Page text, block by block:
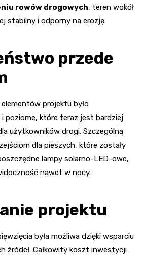
rowów drogowych, teren wokół
stabilny i odporny na erozję.
przede
projektu było
poziome, które teraz jest bardziej
użytkowników drogi. Szczególną
dla pieszych, które zostały
lampy solarno-LED-owe,
nawet w nocy.
projektu
była możliwa dzięki wsparciu
źródeł. Całkowity koszt inwestycji